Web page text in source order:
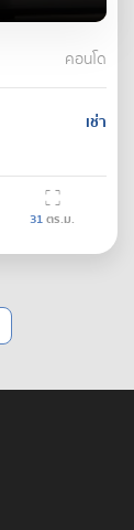
คอนโด
เช่า
31ตร.ม.